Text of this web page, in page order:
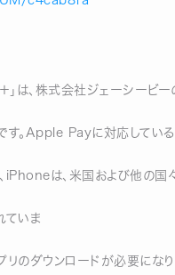
は、株式会社ジェーシービ
。Apple Payに対応している
く
は、米国および他の国
の商
ていま
のダウンロードが必要になり